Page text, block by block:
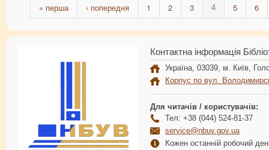
« перша ‹ попередня 1 2 3 4 5 6
Контактна інформація
Україна, 03039, м. Київ,
Корпус по вул.
Для читачів / користувачів:
Тел: +38 (044) 524-81-37
service@nbuv.gov.ua
Кожен останній робочий